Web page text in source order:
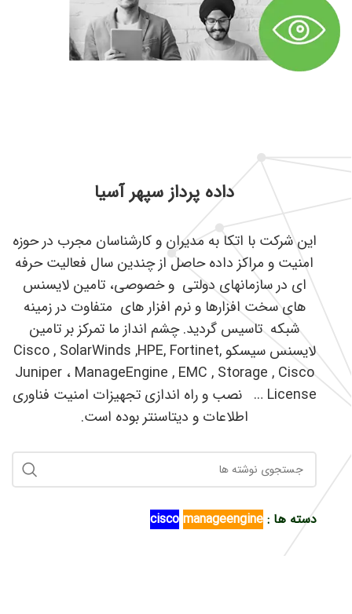
داده پرداز سپهر آسیا
این شرکت با اتکا به مدیران و کارشناسان مجرب در حوزه
امنیت و مراکز داده حاصل از چندین سال فعالیت حرفه
­ای در سازمان­های دولتی و خصوصی، تامین لایسنس
های سخت افزارها و نرم افزار های متفاوت در زمینه
شبکه تاسیس گردید. چشم انداز ما تمرکز بر تامین
لایسنس سیسکو Cisco , SolarWinds ,HPE, Fortinet,
Juniper ، ManageEngine , EMC , Storage , Cisco
License … نصب و راه اندازی تجهیزات امنیت فناوری
اطلاعات و دیتاسنتر بوده است.
دسته ها : cisco manageengine